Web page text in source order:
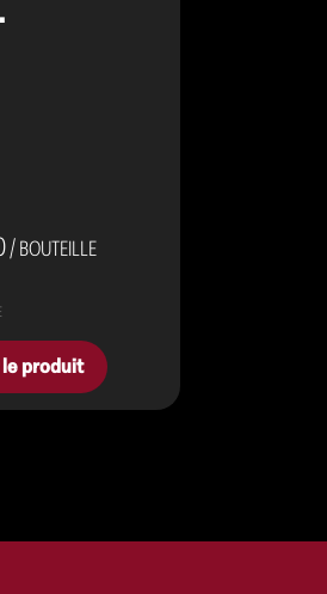
/ BOUTEILLE
le produit